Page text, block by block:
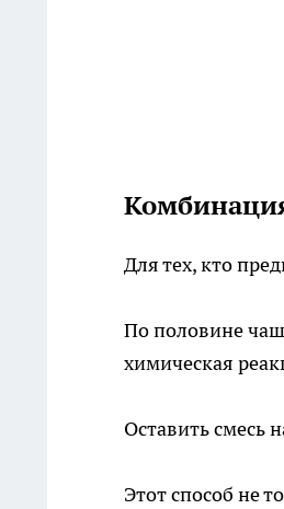
Для тех, кто
По половине
химическая
Оставить смесь
Этот способ не